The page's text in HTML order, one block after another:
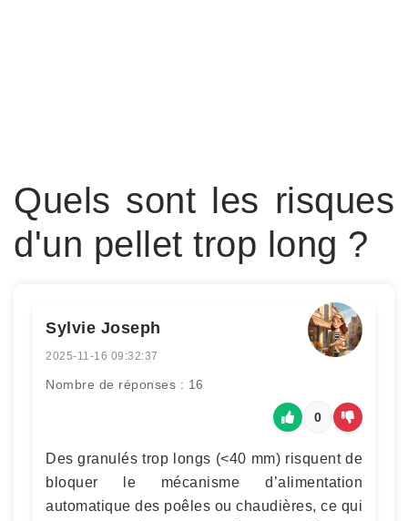
Quels sont les risques
d'un pellet trop long ?
Sylvie Joseph
2025-11-16 09:32:37
Nombre de réponses : 16
0
Des granulés trop longs (<40 mm) risquent de
bloquer le mécanisme d’alimentation
automatique des poêles ou chaudières, ce qui